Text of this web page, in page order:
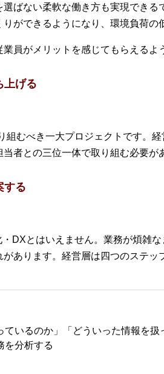
ばない柔軟な働き方も実現でき
ができるようになり、環境負荷の
員がメリットを感じてもらえる
上げる
組むべき一大プロジェクトです。
者との三位一体で取り組む必要が
する
DXとはいえません。業務が煩雑
あります。経営層は四つのステ
ているのか」「どういった情報を
を分析する